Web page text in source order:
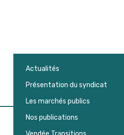
Actualités
Présentation du syndicat
Les marchés publics
Nos publications